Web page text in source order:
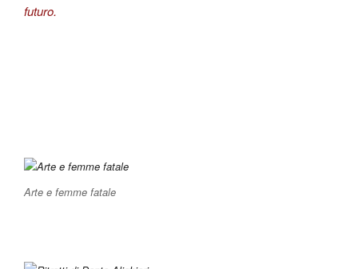
futuro.
Arte e femme fatale